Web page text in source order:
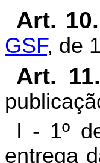
Art. 10.
GSF, de
Art. 11.
I - 1º
entrega